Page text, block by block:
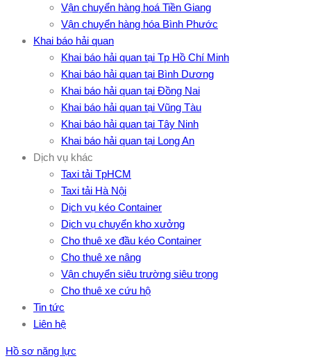
Vận chuyển hàng hoá Tiền Giang
Vận chuyển hàng hóa Bình Phước
Khai báo hải quan
Khai báo hải quan tại Tp Hồ Chí Minh
Khai báo hải quan tại Bình Dương
Khai báo hải quan tại Đồng Nai
Khai báo hải quan tại Vũng Tàu
Khai báo hải quan tại Tây Ninh
Khai báo hải quan tại Long An
Dịch vụ khác
Taxi tải TpHCM
Taxi tải Hà Nội
Dịch vụ kéo Container
Dịch vụ chuyển kho xưởng
Cho thuê xe đầu kéo Container
Cho thuê xe nâng
Vận chuyển siêu trường siêu trọng
Cho thuê xe cứu hộ
Tin tức
Liên hệ
Hồ sơ năng lực